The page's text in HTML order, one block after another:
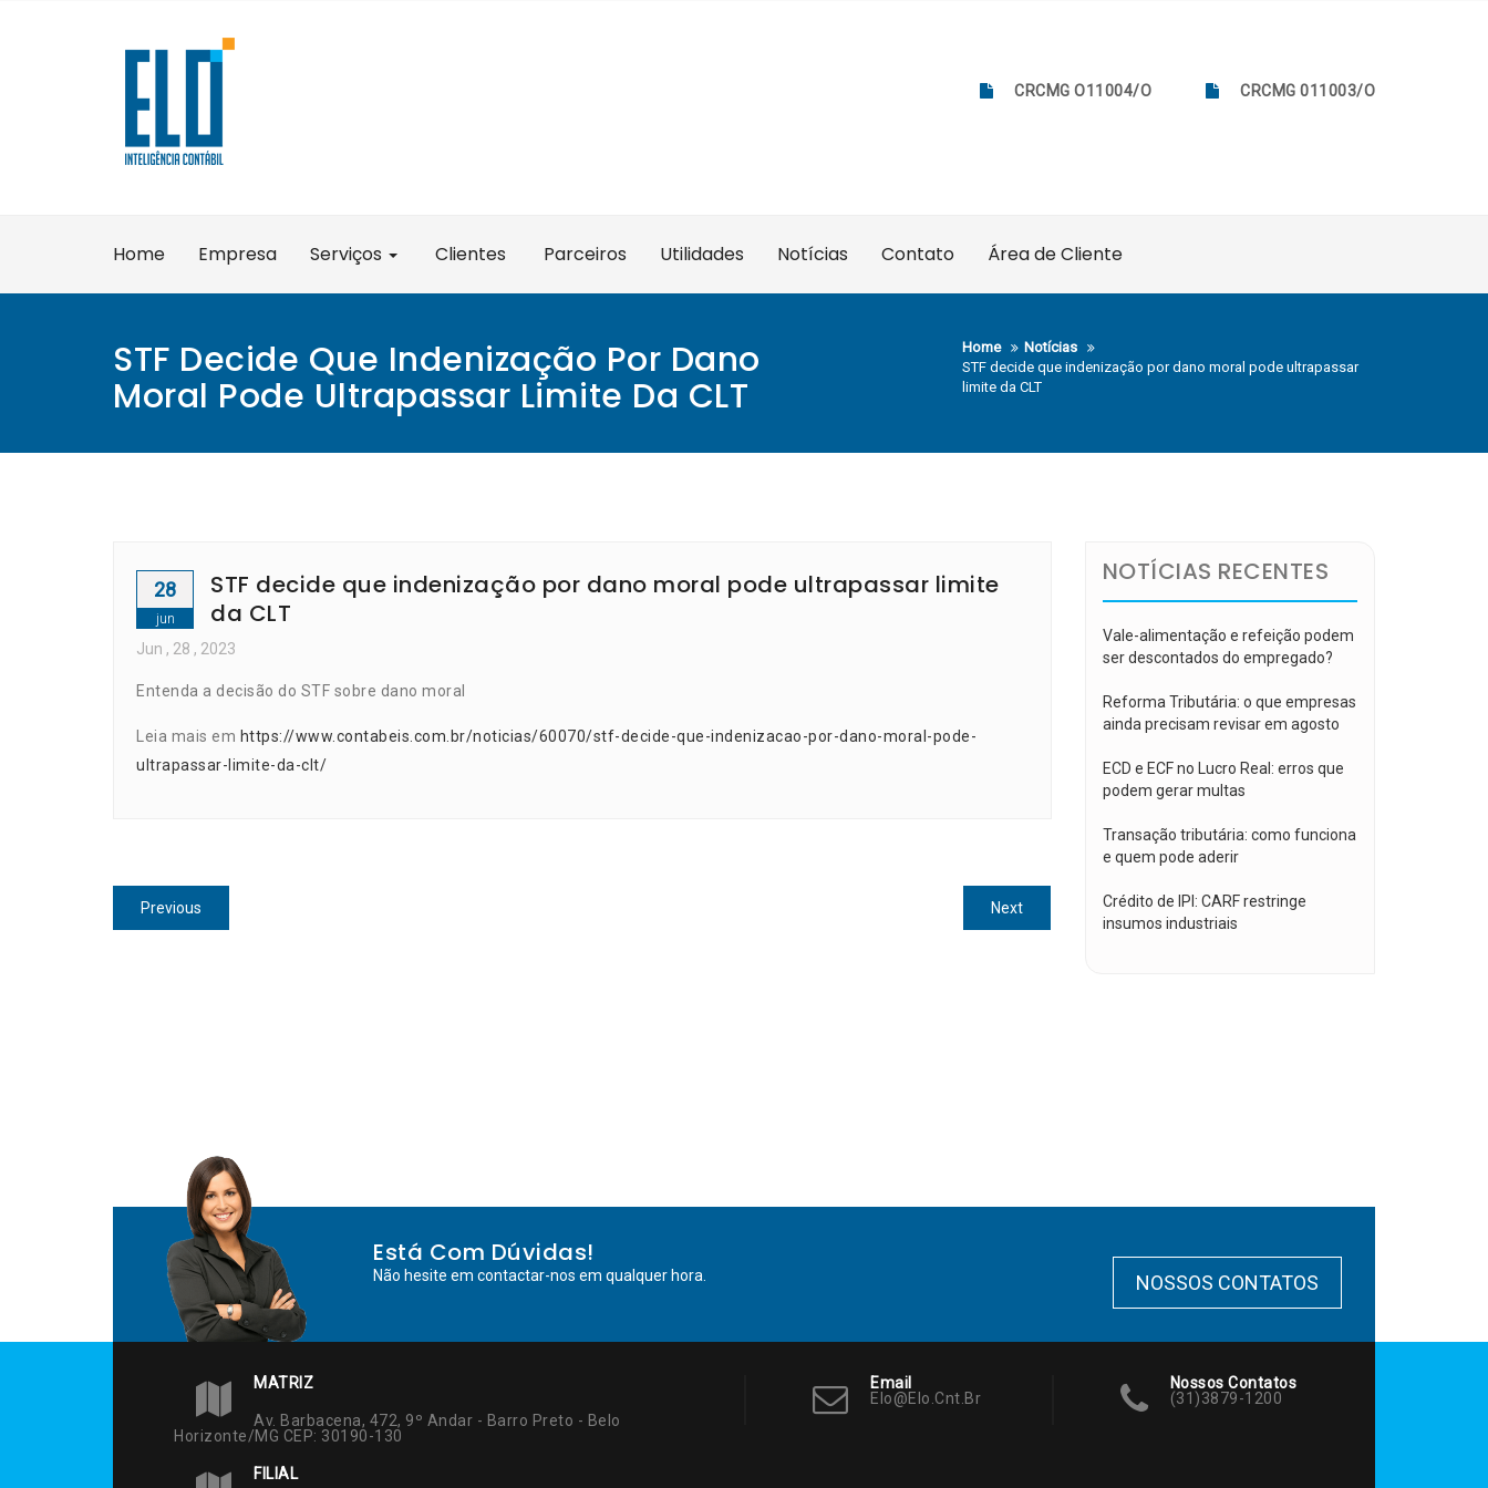
CRCMG O11004/O CRCMG 011003/O
Home Empresa Serviços Clientes Parceiros Utilidades Notícias Contato Área de Cliente
STF Decide Que Indenização Por Dano
Moral Pode Ultrapassar Limite Da CLT
Home
Notícias
STF decide que indenização por dano moral pode ultrapassar
limite da CLT
28
jun
STF decide que indenização por dano moral pode ultrapassar limite
da CLT
Jun , 28 , 2023
Entenda a decisão do STF sobre dano moral
Leia mais em https://www.contabeis.com.br/noticias/60070/stf-decide-que-indenizacao-por-dano-moral-pode-
ultrapassar-limite-da-clt/
Navegação
de
Previous
post:
NextNext
post:
NOTÍCIAS RECENTES
Vale-alimentação e refeição podem
ser descontados do empregado?
Reforma Tributária: o que empresas
ainda precisam revisar em agosto
ECD e ECF no Lucro Real: erros que
podem gerar multas
Transação tributária: como funciona
e quem pode aderir
Crédito de IPI: CARF restringe
insumos industriais
Está Com Dúvidas!
Não hesite em contactar-nos em qualquer hora. NOSSOS CONTATOS
MATRIZ
Av. Barbacena, 472, 9º Andar - Barro Preto - Belo
Horizonte/MG CEP: 30190-130
FILIAL
Email
Elo@elo.cnt.br
Nossos Contatos
(31)3879-1200